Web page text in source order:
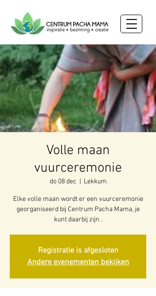
Volle maan
vuurceremonie
do 08 dec Lekkum
Elke volle maan wordt er een vuurceremonie
georganiseerd bij Centrum Pacha Mama, je
kunt daarbij zijn .
Registratie is afgesloten
Andere evenementen bekijken